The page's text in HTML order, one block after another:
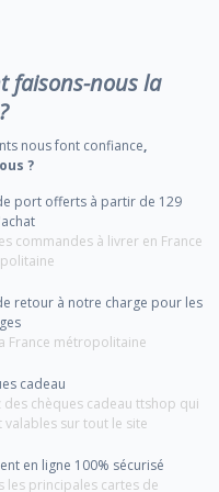
faisons-nous la
nous font confiance,
?
port offerts à partir de 129
commandes à livrer en France
retour à notre charge pour les
France métropolitaine
cadeau
des chèques cadeau ttshop qui
valables sur tout le site
en ligne 100% sécurisé
les principales cartes de